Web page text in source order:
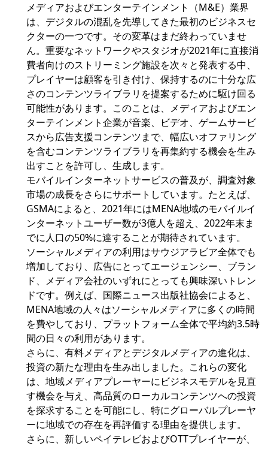
メディアおよびエンターテインメント（M&E）業界
は、デジタルの混乱を先導してきた最初のビジネスセ
クターの一つです。その変革はまだ終わっていませ
ん。重要なネットワークやスタジオが2021年に直接消
費者向けのストリーミング施設を次々と発表する中、
プレイヤーは顧客を引き付け、保持するのに十分な広
さのコンテンツライブラリを提案するために駆け回る
可能性があります。このことは、メディアおよびエン
ターテインメント企業が音楽、ビデオ、ゲームサービ
スから広告支援コンテンツまで、幅広いオファリング
を含むコンテンツライブラリを再集約する機会を生み
出すことを許可し、生成します。
モバイルインターネットサービスの普及が、調査対象
市場の成長をさらにサポートしています。たとえば、
GSMAによると、2021年にはMENA地域のモバイルイ
ンターネットユーザー数が3億人を超え、2022年末ま
でに人口の50%に達することが期待されています。
ソーシャルメディアの利用はサウジアラビア全体でも
増加しており、広告にとってエージェンシー、ブラン
ド、メディア会社のいずれにとっても興味深いトレン
ドです。例えば、国際ニュース出版社協会によると、
MENA地域の人々はソーシャルメディアに多くの時間
を費やしており、プラットフォーム全体で平均約3.5時
間の日々の利用があります。
さらに、有料メディアとデジタルメディアの進化は、
投資の新たな理由を生み出しました。これらの変化
は、地域メディアプレーヤーにビジネスモデルを見直
す機会を与え、高品質のローカルコンテンツへの投資
を探求することを可能にし、特にグローバルプレーヤ
ーに地域での存在を再評価する理由を提供します。
さらに、新しいペイテレビおよびOTTプレイヤーが、